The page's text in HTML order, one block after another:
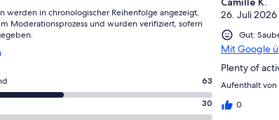
werden in chronologischer Reihenfolge angezeigt,
Moderationsprozess und wurden verifiziert, sofern
63
30
26. Juli 2026
Gut:
Mit Google
Plenty of
Aufenthalt
0